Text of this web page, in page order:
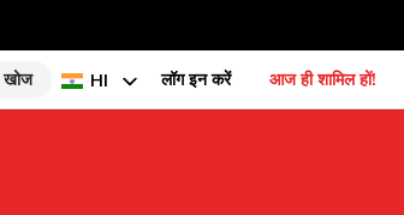
खोज HI लॉग इन करें आज ही शामिल हों!